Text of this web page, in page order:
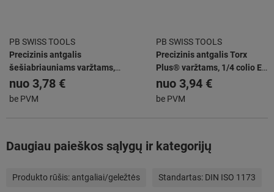
PB SWISS TOOLS
Precizinis antgalis
šešiabriauniams varžtams,
1/4 colio E 6,3
nuo 3,78 €
be PVM
PB SWISS TOOLS
Precizinis antgalis Torx
Plus® varžtams, 1/4 colio E
6,3
nuo 3,94 €
be PVM
Daugiau paieškos sąlygų ir kategorijų
Produkto rūšis: antgaliai/geležtės Standartas: DIN ISO 1173